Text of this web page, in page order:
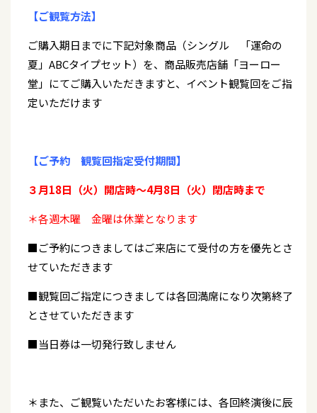
【ご観覧方法】
ご購入期日までに下記対象商品（シングル 「運命の
夏」ABCタイプセット）を、商品販売店舗「ヨーロー
堂」にてご購入いただきますと、イベント観覧回をご指
定いただけます
【ご予約 観覧回指定受付期間】
３月18日（火）開店時～4月8日（火）閉店時まで
＊各週木曜 金曜は休業となります
■ご予約につきましてはご来店にて受付の方を優先とさ
せていただきます
■観覧回ご指定につきましては各回満席になり次第終了
とさせていただきます
■当日券は一切発行致しません
＊また、ご観覧いただいたお客様には、各回終演後に辰